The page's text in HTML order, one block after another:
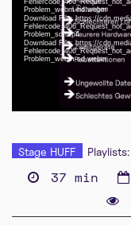
Problem_webm-hd.webm
Download File: https://
Problem_sd.mp4
Download File: https://
Problem_webm-sd.webm
Stage HUFF Playlists:
37 min